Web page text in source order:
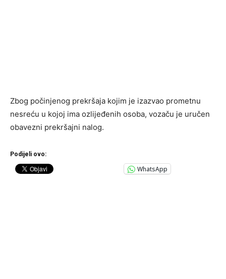
Zbog počinjenog prekršaja kojim je izazvao prometnu
nesreću u kojoj ima ozlijeđenih osoba, vozaču je uručen
obavezni prekršajni nalog.
Podijeli ovo:
WhatsApp